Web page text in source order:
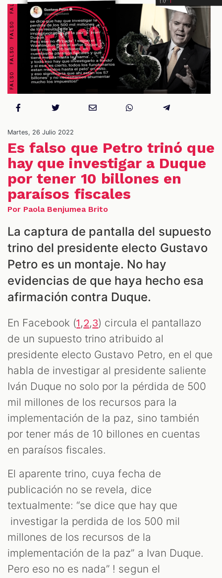
Martes, 26 Julio 2022
Es falso que Petro trinó que
hay que investigar a Duque
por tener 10 billones en
paraísos fiscales
Por Paola Benjumea Brito
La captura de pantalla del supuesto
trino del presidente electo Gustavo
Petro es un montaje. No hay
evidencias de que haya hecho esa
afirmación contra Duque.
En Facebook (1,2,3) circula el pantallazo
de un supuesto trino atribuido al
presidente electo Gustavo Petro, en el que
habla de investigar al presidente saliente
Iván Duque no solo por la pérdida de 500
mil millones de los recursos para la
implementación de la paz, sino también
por tener más de 10 billones en cuentas
en paraísos fiscales.
El aparente trino, cuya fecha de
publicación no se revela, dice
textualmente: “se dice que hay que
investigar la perdida de los 500 mil
millones de los recursos de la
implementación de la paz” a Ivan Duque.
Pero eso no es nada” ! segun el